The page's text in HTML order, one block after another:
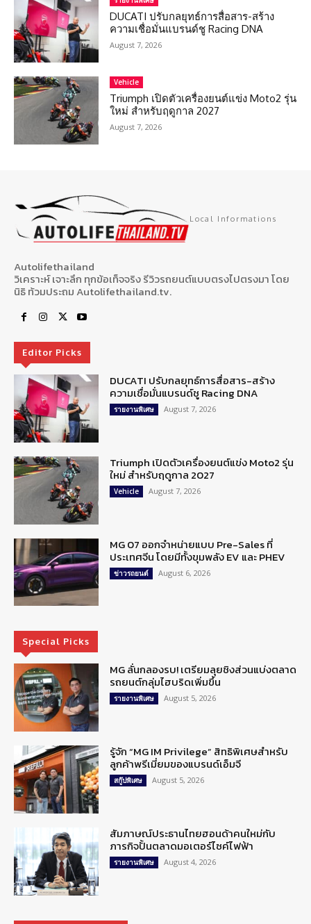
DUCATI ปรับกลยุทธ์การสื่อสาร-สร้าง
ความเชื่อมั่นแบรนด์ชู Racing DNA
August 7, 2026
Vehicle
Triumph เปิดตัวเครื่องยนต์แข่ง Moto2 รุ่น
ใหม่ สำหรับฤดูกาล 2027
August 7, 2026
Local Informations
Autolifethailand
วิเคราะห์ เจาะลึก ทุกข้อเท็จจริง รีวิวรถยนต์แบบตรงไปตรงมา โดย
นิธิ ท้วมประถม Autolifethailand.tv.
Editor Picks
DUCATI ปรับกลยุทธ์การสื่อสาร-สร้าง
ความเชื่อมั่นแบรนด์ชู Racing DNA
รายงานพิเศษ August 7, 2026
Triumph เปิดตัวเครื่องยนต์แข่ง Moto2 รุ่น
ใหม่ สำหรับฤดูกาล 2027
Vehicle August 7, 2026
MG 07 ออกจำหน่ายแบบ Pre-Sales ที่
ประเทศจีน โดยมีทั้งขุมพลัง EV และ PHEV
ข่าวรถยนต์ August 6, 2026
Special Picks
MG ลั่นกลองรบ! เตรียมลุยชิงส่วนแบ่งตลาด
รถยนต์กลุ่มไฮบริดเพิ่มขึ้น
รายงานพิเศษ August 5, 2026
รู้จัก “MG IM Privilege” สิทธิพิเศษสำหรับ
ลูกค้าพรีเมี่ยมของแบรนด์เอ็มจี
สกู๊ปพิเศษ August 5, 2026
สัมภาษณ์ประธานไทยฮอนด้าคนใหม่กับ
ภารกิจปั้นตลาดมอเตอร์ไซค์ไฟฟ้า
รายงานพิเศษ August 4, 2026